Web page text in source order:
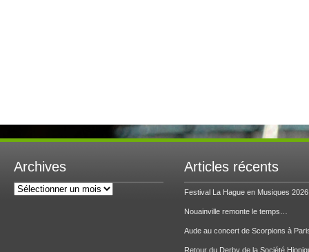
Archives
Archives
Articles récents
Festival La Hague en Musiques 2026
Nouainville remonte le temps…
Aude au concert de Scorpions à
Retour du Derby de la Société